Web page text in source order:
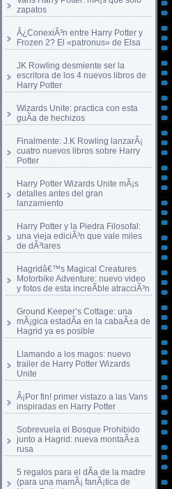
zapatos
Â¿ConexiÃ³n entre Harry Potter y
Frozen 2? El «patronus» de Elsa
JK Rowling desmiente ser la
escritora de los 4 nuevos libros de
Harry Potter
Wizards Unite: practica con esta
guÃ­a de hechizos
Finalmente: J.K Rowling lanzarÃ¡
cuatro nuevos libros sobre Harry
Potter
Harry Potter Wizards Unite mÃ¡s
detalles antes del gran
lanzamiento
Harry Potter y la Piedra Filosofal:
una vieja ediciÃ³n que vale miles
de dÃ³lares
Hagridâ€™s Magical Creatures
Motorbike Adventure: nuevo video
y fotos de esta increÃ­ble atracciÃ³n
Ground Keeper’s Cottage: una
mÃ¡gica estadÃ­a en la cabaÃ±a de
Hagrid ya es posible
Llamando a los magos: nuevo
trailer de Harry Potter Wizards
Unite
Â¡Por fin! primer vistazo a las Vans
inspiradas en Harry Potter
Sobrevuela el Bosque Prohibido
junto a Hagrid: nueva montaÃ±a
rusa
5 regalos para el dÃ­a de la madre
(para una mamÃ¡ fanÃ¡tica de